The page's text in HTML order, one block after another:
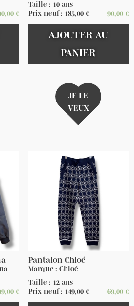
€
Taille : 10 ans
Prix neuf :185,00€ 90,00 €
AJOUTER AU
PANIER
JE LE
VEUX
€
Pantalon Chloé
Marque : Chloé
Taille : 12 ans
Prix neuf :149,00€ 69,00 €